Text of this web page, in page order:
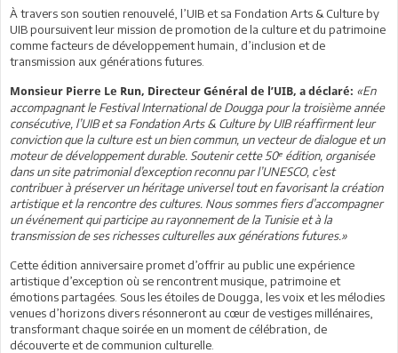
À travers son soutien renouvelé, l’UIB et sa Fondation Arts & Culture by
UIB poursuivent leur mission de promotion de la culture et du patrimoine
comme facteurs de développement humain, d’inclusion et de
transmission aux générations futures.
Monsieur Pierre Le Run, Directeur Général de l’UIB, a déclaré: «En
accompagnant le Festival International de Dougga pour la troisième année
consécutive, l’UIB et sa Fondation Arts & Culture by UIB réaffirment leur
conviction que la culture est un bien commun, un vecteur de dialogue et un
moteur de développement durable. Soutenir cette 50ᵉ édition, organisée
dans un site patrimonial d’exception reconnu par l’UNESCO, c’est
contribuer à préserver un héritage universel tout en favorisant la création
artistique et la rencontre des cultures. Nous sommes fiers d’accompagner
un événement qui participe au rayonnement de la Tunisie et à la
transmission de ses richesses culturelles aux générations futures.»
Cette édition anniversaire promet d’offrir au public une expérience
artistique d’exception où se rencontrent musique, patrimoine et
émotions partagées. Sous les étoiles de Dougga, les voix et les mélodies
venues d’horizons divers résonneront au cœur de vestiges millénaires,
transformant chaque soirée en un moment de célébration, de
découverte et de communion culturelle.